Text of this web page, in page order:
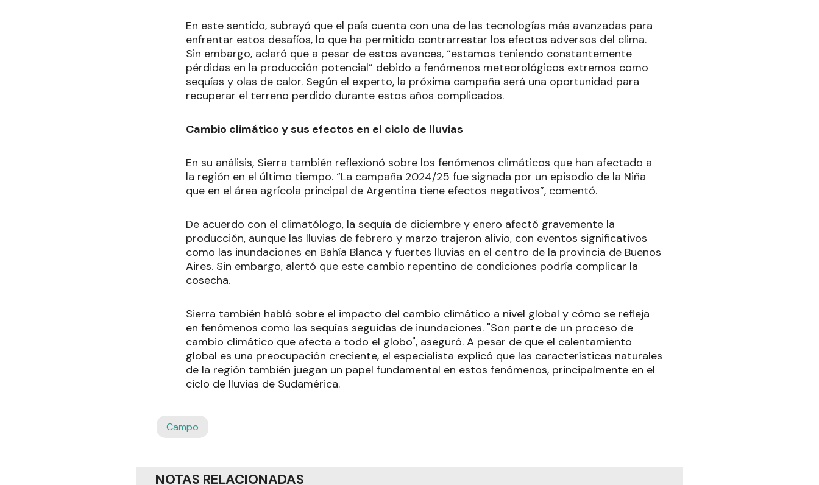
En este sentido, subrayó que el país cuenta con una de las tecnologías más avanzadas para
enfrentar estos desafíos, lo que ha permitido contrarrestar los efectos adversos del clima.
Sin embargo, aclaró que a pesar de estos avances, “estamos teniendo constantemente
pérdidas en la producción potencial” debido a fenómenos meteorológicos extremos como
sequías y olas de calor. Según el experto, la próxima campaña será una oportunidad para
recuperar el terreno perdido durante estos años complicados.
Cambio climático y sus efectos en el ciclo de lluvias
En su análisis, Sierra también reflexionó sobre los fenómenos climáticos que han afectado a
la región en el último tiempo. “La campaña 2024/25 fue signada por un episodio de la Niña
que en el área agrícola principal de Argentina tiene efectos negativos”, comentó.
De acuerdo con el climatólogo, la sequía de diciembre y enero afectó gravemente la
producción, aunque las lluvias de febrero y marzo trajeron alivio, con eventos significativos
como las inundaciones en Bahía Blanca y fuertes lluvias en el centro de la provincia de Buenos
Aires. Sin embargo, alertó que este cambio repentino de condiciones podría complicar la
cosecha.
Sierra también habló sobre el impacto del cambio climático a nivel global y cómo se refleja
en fenómenos como las sequías seguidas de inundaciones. "Son parte de un proceso de
cambio climático que afecta a todo el globo", aseguró. A pesar de que el calentamiento
global es una preocupación creciente, el especialista explicó que las características naturales
de la región también juegan un papel fundamental en estos fenómenos, principalmente en el
ciclo de lluvias de Sudamérica.
Campo
NOTAS RELACIONADAS